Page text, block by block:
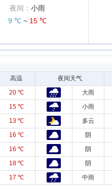
夜间： 小雨
9 ℃ ~ 15 ℃
高温 夜间天气
20 ℃ 大雨
15 ℃ 小雨
13 ℃ 多云
16 ℃ 阴
16 ℃ 阴
18 ℃ 阴
17 ℃ 中雨